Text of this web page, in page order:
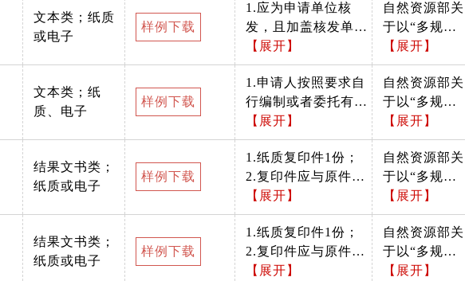
文本类；纸质
或电子
样例下载
1.应为申请单位核
发，且加盖核发单位
公章； 2.原件主送机
关应为北京市发展和
改革委员会或规范简
称。 3.请示内容与项
目申请书、其他各项
行政审批要件内容一
致。
【展开】
自然资源部关
于以“多规合
一”为基础推
进规划用
地“多审合
一、多证合
一”改革的通
知
【展开】
文本类；纸
质、电子
样例下载
1.申请人按照要求自
行编制或者委托有关
机构编制的，编制要
求见申请书示范文
本； 2.复印件应与原
件保持一致，加盖申
请单位公章； 3.应为
规划自然资源部门核
发； 4.规划意见中项
目单位名称应与申请
单位名称一致； 5.规
【展开】
自然资源部关
于以“多规合
一”为基础推
进规划用
地“多审合
一、多证合
一”改革的通
知
【展开】
结果文书类；
纸质或电子
样例下载
1.纸质复印件1份；
2.复印件应与原件保
持一致，加盖申请单
位公章； 3.应为规划
自然资源部门核发；
4.规划意见中项目单
位名称应与申请单位
【展开】
自然资源部关
于以“多规合
一”为基础推
进规划用
地“多审合
一、多证合
一”改革的通
【展开】
结果文书类；
纸质或电子
样例下载
1.纸质复印件1份；
2.复印件应与原件保
持一致，加盖申请单
【展开】
自然资源部关
于以“多规合
一”为基础推
【展开】